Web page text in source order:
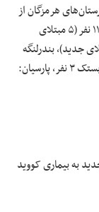
هرمزگان از
۴ اسفند ۹۸ تا ۱۵ فروردین ۹۹ به ترتیب در بندرعباس ۱۱۲ نفر (۵ مبتلای
نفر، قشم ۲۱ نفر، میناب ۱۹ نفر (۱ مبتلای جدید)، بندرلنگه
۷ نفر، حاجی‌آباد ۶ نفر، رودان ۶ نفر (۱ مبتلای جدید)، بستک ۳ نفر، پارسیان:
شهرکرد از ابتلای ۵ مورد جدید به بیماری کووید